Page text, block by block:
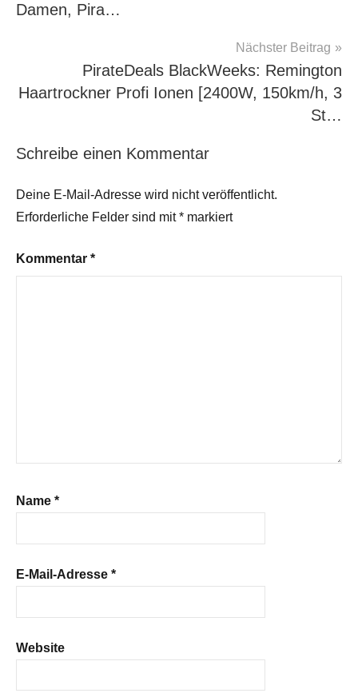
Damen, Pira…
Nächster Beitrag
PirateDeals BlackWeeks: Remington
Haartrockner Profi Ionen [2400W, 150km/h, 3
St…
Schreibe einen Kommentar
Deine E-Mail-Adresse wird nicht veröffentlicht.
Erforderliche Felder sind mit* markiert
Kommentar *
Name *
E-Mail-Adresse *
Website